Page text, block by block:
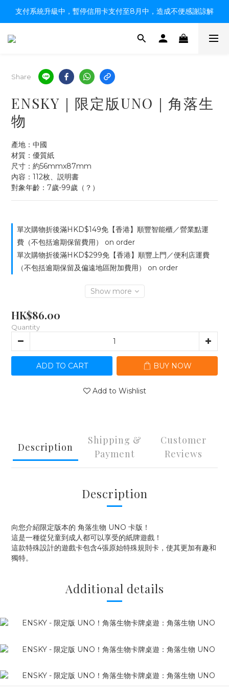
【限時9折】HK$149順豐自取、HK$299上門／OK免運費
支付系統升級中，暫停信用卡支付至8月中，造成不便感謝諒解
【限時9折】HK$149順豐自取、HK$299上門／OK免運費
Share
ENSKY｜限定版UNO｜角落生
物
產地：中國
材質：優質紙
尺寸：約56mmx87mm
內容：112枚、説明書
對象年齡：7歲-99歲（？）
單次購物折後滿HKD$149免【香港】順豐智能櫃／營業點運
費（不包括逾期保留費用） on order
單次購物折後滿HKD$299免【香港】順豐上門／便利店運費
（不包括逾期保留及偏遠地區附加費用） on order
Show more
HK$86.00
Quantity
ADD TO CART BUY NOW
Add to Wishlist
Description
Shipping &
Payment
Customer
Reviews
Description
向您介紹限定版本的 角落生物 UNO 卡版！
這是一種從兒童到成人都可以享受的紙牌遊戲！
這款特殊設計的遊戲卡包含4張原始特殊規則卡，使其更加有趣和
獨特。
Additional details